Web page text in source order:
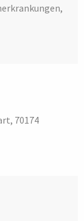
70174